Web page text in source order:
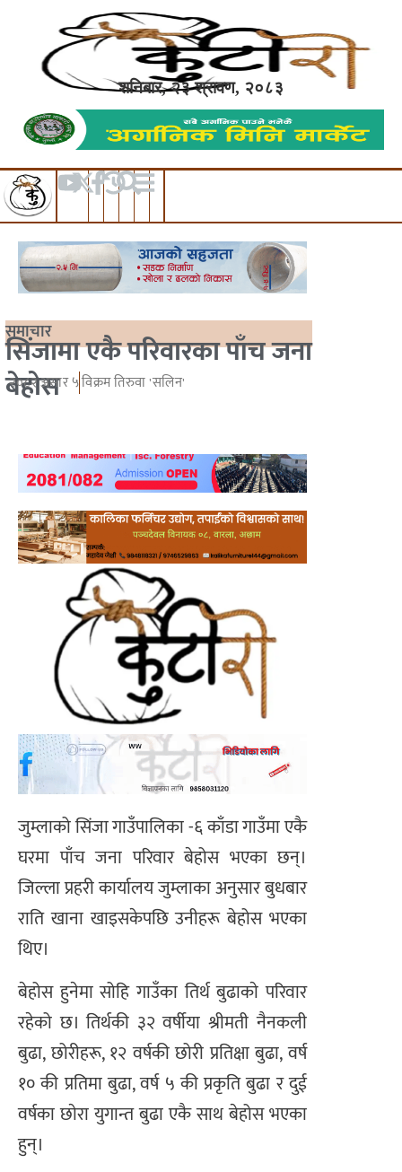
शनिबार, २३ श्रावण, २०८३
समाचार
सिंजामा एकै परिवारका पाँच जना
बेहोस
२०८२ असार ५विक्रम तिरुवा 'सलिन'
जुम्लाको सिंजा गाउँपालिका -६ काँडा गाउँमा एकै
घरमा पाँच जना परिवार बेहोस भएका छन्।
जिल्ला प्रहरी कार्यालय जुम्लाका अनुसार बुधबार
राति खाना खाइसकेपछि उनीहरू बेहोस भएका
थिए।
बेहोस हुनेमा सोहि गाउँका तिर्थ बुढाकाे परिवार
रहेको छ। तिर्थकी ३२ वर्षीया श्रीमती नैनकली
बुढा, छोरीहरू, १२ वर्षकी छोरी प्रतिक्षा बुढा, वर्ष
१० की प्रतिमा बुढा, वर्ष ५ की प्रकृति बुढा र दुई
वर्षका छाेरा युगान्त बुढा एकै साथ बेहोस भएका
हुन्।